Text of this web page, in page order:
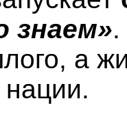
знаем».
а
нации.